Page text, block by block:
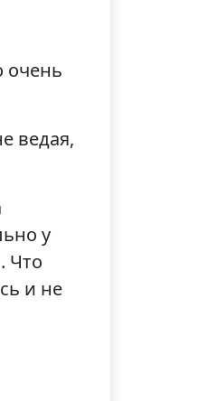
очень
ведая,
у
Что
и не